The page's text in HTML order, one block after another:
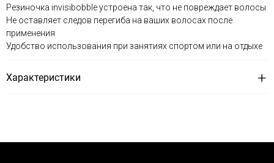
Резиночка invisibobble устроена так, что не повреждает волосы
Не оставляет следов перегиба на ваших волосах после
применения
Удобство использования при занятиях спортом или на отдыхе
Характеристики